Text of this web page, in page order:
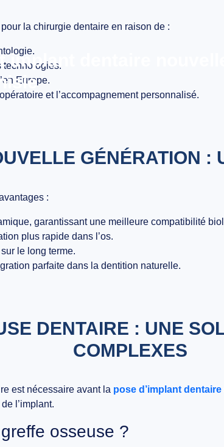
dentaire
la chirurgie dentaire en raison de :
technologies.
Europe.
et l’accompagnement personnalisé.
GÉNÉRATION :
:
garantissant une meilleure compatibilité
plus rapide dans l’os.
le long terme.
parfaite dans la dentition naturelle.
DENTAIRE : UNE
COMPLEXES
est nécessaire avant la pose d’implant
l’implant.
osseuse ?